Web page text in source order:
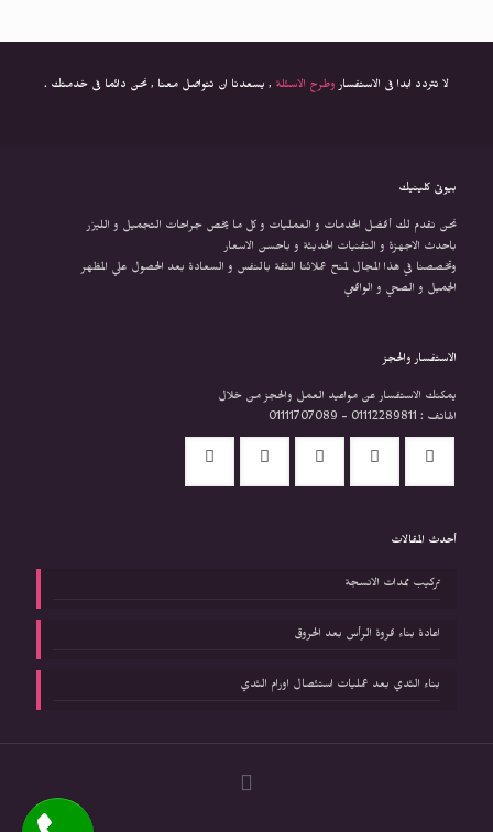
لا تتردد ابدا فى الاستفسار وطرح الاسئلة , يسعدنا ان تتواصل معنا , نحن دائما فى خدمتك .
بيوتى كلينيك
نحن نقدم لك أفضل الخدمات و العمليات و كل ما يخص جراحات التجميل و الليزر
باحدث الاجهزة و التقنيات الحديثة و باحسن الاسعار
وتخصصنا في هذا المجال لمنح عملائنا الثقة بالنفس و السعادة بعد الحصول علي المظهر
الجميل و الصحي و الواقعي
الاستفسار والحجز
يمكنك الاستفسار عن مواعيد العمل والحجز من خلال
الهاتف : 01112289811 - 01111707089
أحدث المقالات
تركيب ممدات الانسجة
اعادة بناء فروة الرأس بعد الحروق
بناء الثدي بعد عمليات استئصال اورام الثدي